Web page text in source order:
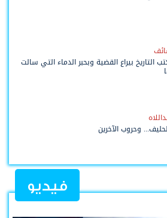
التاريخ بيراع القضية وبحبر الدماء التي سالت
وحروب الآخرين
فيديو